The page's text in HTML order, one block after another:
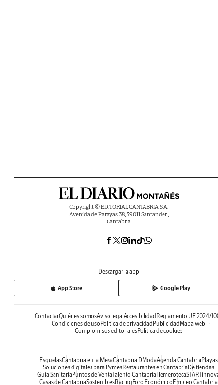
Copyright © EDITORIAL CANTABRIA S.A.
Avenida de Parayas 38, 39011 Santander ,
Cantabria
Descargar la app
App Store Google Play
ContactarQuiénes somosAviso legalAccesibilidadReglamento UE 2024/
Condiciones de usoPolítica de privacidadPublicidadMapa web
Compromisos editorialesPolítica de cookies
EsquelasCantabria en la MesaCantabria DModaAgenda CantabriaPlayas
Soluciones digitales para PymesRestaurantes en CantabriaDe tiendas
Guía SanitariaPuntos de VentaTalento CantabriaHemeroteca
Casas de CantabriaSosteniblesRacingForo EconómicoEmpleo Cantabria